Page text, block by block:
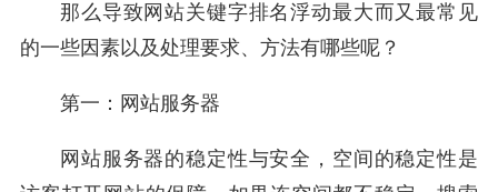
那么导致网站关键字排名浮动最大而又最常见
的一些因素以及处理要求、方法有哪些呢？
第一：网站服务器
网站服务器的稳定性与安全，空间的稳定性是